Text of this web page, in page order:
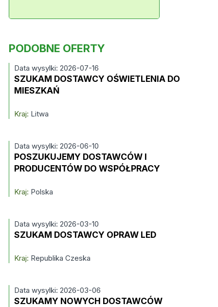
PODOBNE OFERTY
Data wysylki: 2026-07-16
SZUKAM DOSTAWCY OŚWIETLENIA DO
MIESZKAŃ
Kraj: Litwa
Data wysylki: 2026-06-10
POSZUKUJEMY DOSTAWCÓW I
PRODUCENTÓW DO WSPÓŁPRACY
Kraj: Polska
Data wysylki: 2026-03-10
SZUKAM DOSTAWCY OPRAW LED
Kraj: Republika Czeska
Data wysylki: 2026-03-06
SZUKAMY NOWYCH DOSTAWCÓW